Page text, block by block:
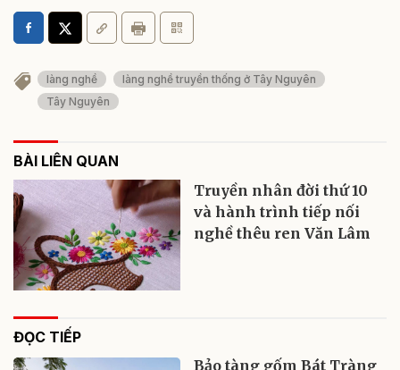
làng nghề
làng nghề truyền thống ở Tây Nguyên
Tây Nguyên
BÀI LIÊN QUAN
Truyền nhân đời thứ 10
và hành trình tiếp nối
nghề thêu ren Văn Lâm
ĐỌC TIẾP
Bảo tàng gốm Bát Tràng